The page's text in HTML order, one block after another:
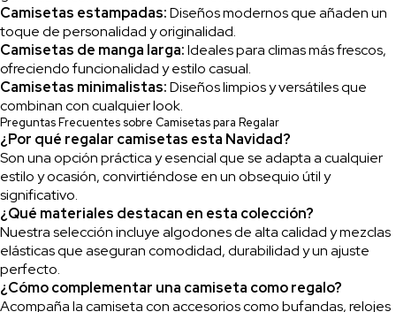
Camisetas estampadas:Diseños modernos que añaden un
toque de personalidad y originalidad.
Camisetas de manga larga:Ideales para climas más frescos,
ofreciendo funcionalidad y estilo casual.
Camisetas minimalistas:Diseños limpios y versátiles que
combinan con cualquier look.
Preguntas Frecuentes sobre Camisetas para Regalar
¿Por qué regalar camisetas esta Navidad?
Son una opción práctica y esencial que se adapta a cualquier
estilo y ocasión, convirtiéndose en un obsequio útil y
significativo.
¿Qué materiales destacan en esta colección?
Nuestra selección incluye algodones de alta calidad y mezclas
elásticas que aseguran comodidad, durabilidad y un ajuste
perfecto.
¿Cómo complementar una camiseta como regalo?
Acompaña la camiseta con accesorios como bufandas, relojes